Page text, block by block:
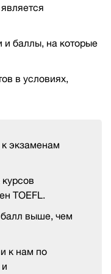
баллы, на которые
в условиях,
экзаменам
TOEFL.
выше, чем
к нам по